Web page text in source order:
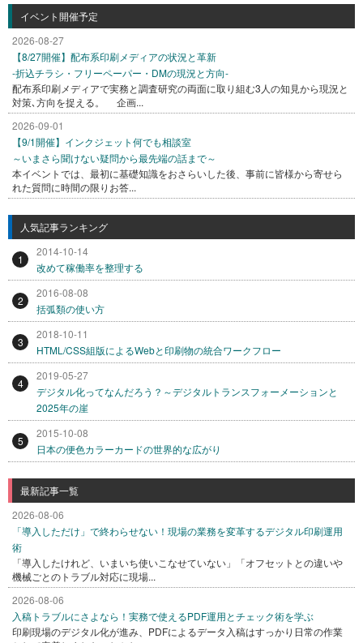
イベント開催予定
2026-08-27
【8/27開催】配布系印刷メディアの状況と革新
-折込チラシ・フリーペーパー・DMの現況と方向-
配布系印刷メディアで実務と調査研究の両面に取り組む3人の知見から現況と
対策､方向を捉える。 企画...
2026-09-01
【9/1開催】インクジェット何でも相談室
～いまさら聞けない疑問から最先端の話まで～
本イベントでは、最初に基礎知識をおさらいした後、事前に皆様から寄せら
れた質問に時間の限りお答...
人気記事ランキング
1
2014-10-14
改めて稼働率を整理する
2
2016-08-08
括弧類の使い方
3
2018-10-11
HTML/CSS組版によるWebと印刷物の統合ワークフロー
4
2019-05-27
デジタル化ってなんだろう？～デジタルトランスフォーメーションと
2025年の崖
5
2015-10-08
日本の便色カラーカードの世界的な広がり
最新記事一覧
2026-08-06
「導入しただけ」で終わらせない！現場の業務を変革するデジタル印刷運用
術
「導入したけれど、いまいち使いこなせていない」「オフセットとの違いや
機械ごとのトラブル対応に現場...
2026-08-06
入稿トラブルにさよなら！実務で使えるPDF運用とチェック術を学ぶ
印刷現場のデジタル化が進み、PDFによるデータ入稿はすっかり日常の作業